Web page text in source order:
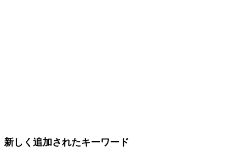
新しく追加されたキーワード